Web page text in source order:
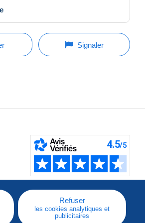
Signaler
Refuser
les cookies analytiques et
publicitaires